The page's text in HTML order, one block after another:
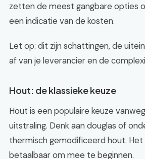
zetten de meest gangbare opties
een indicatie van de kosten.
Let op: dit zijn schattingen, de
af van je leverancier en de
Hout: de klassieke keuze
Hout is een populaire keuze
uitstraling. Denk aan douglas of
thermisch gemodificeerd hout.
betaalbaar om mee te beginnen.